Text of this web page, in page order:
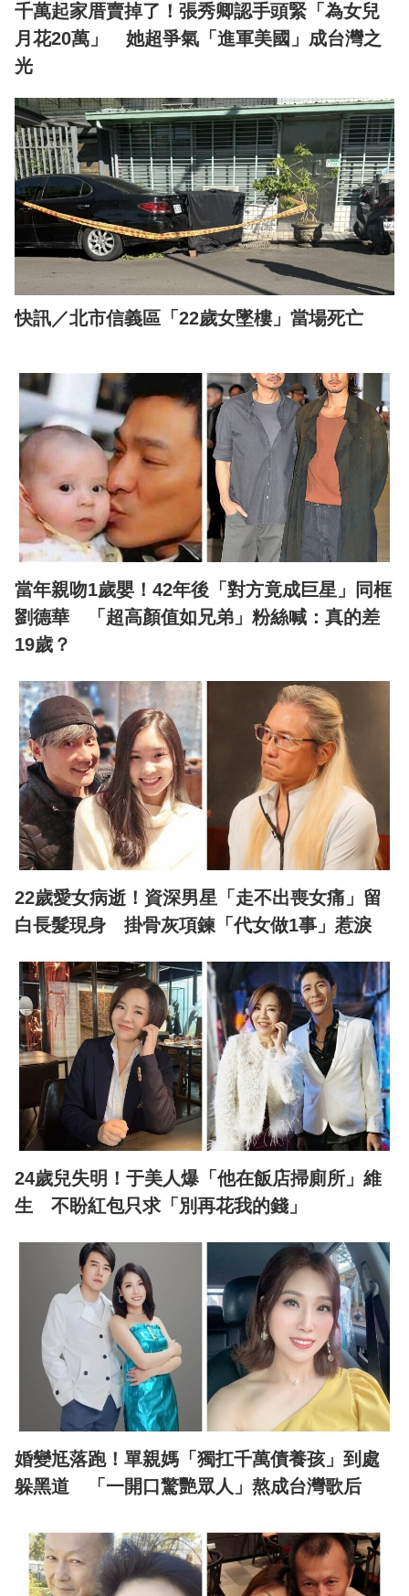
千萬起家厝賣掉了！張秀卿認手頭緊「為女兒
月花20萬」 她超爭氣「進軍美國」成台灣之
光
快訊／北市信義區「22歲女墜樓」當場死亡
當年親吻1歲嬰！42年後「對方竟成巨星」同框
劉德華 「超高顏值如兄弟」粉絲喊：真的差
19歲？
22歲愛女病逝！資深男星「走不出喪女痛」留
白長髮現身 掛骨灰項鍊「代女做1事」惹淚
24歲兒失明！于美人爆「他在飯店掃廁所」維
生 不盼紅包只求「別再花我的錢」
婚變尪落跑！單親媽「獨扛千萬債養孩」到處
躲黑道 「一開口驚艷眾人」熬成台灣歌后